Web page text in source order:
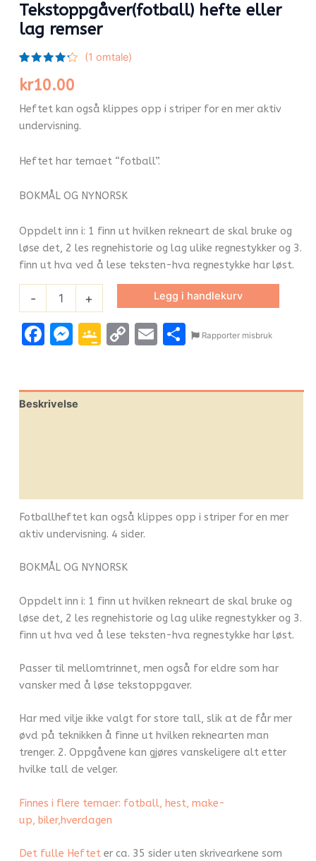
Tekstoppgåver(fotball) hefte eller
lag remser
4.00av
5
på
kundevurdering
(1 omtale)
kr10.00
Heftet kan også klippes opp i striper for en mer aktiv
undervisning.
Heftet har temaet “fotball”.
BOKMÅL OG NYNORSK
Oppdelt inn i: 1 finn ut hvilken rekneart de skal bruke og
løse det, 2 les regnehistorie og lag ulike regnestykker og 3.
finn ut hva ved å lese teksten-hva regnestykke har løst.
- + Legg i handlekurv
Facebook
Messenger
Google
CopyEmailShare
Rapporter misbruk
Beskrivelse
Fotballheftet kan også klippes opp i striper for en mer
aktiv undervisning. 4 sider.
BOKMÅL OG NYNORSK
Oppdelt inn i: 1 finn ut hvilken rekneart de skal bruke og
løse det, 2 les regnehistorie og lag ulike regnestykker og 3.
finn ut hva ved å lese teksten-hva regnestykke har løst.
Passer til mellomtrinnet, men også for eldre som har
vansker med å løse tekstoppgaver.
Har med vilje ikke valgt for store tall, slik at de får mer
øvd på teknikken å finne ut hvilken reknearten man
trenger. 2. Oppgåvene kan gjøres vanskeligere alt etter
hvilke tall de velger.
Finnes i flere temaer: fotball, hest,make-
up, biler,hverdagen
Det fulle Heftet er ca. 35 sider uten skrivearkene som